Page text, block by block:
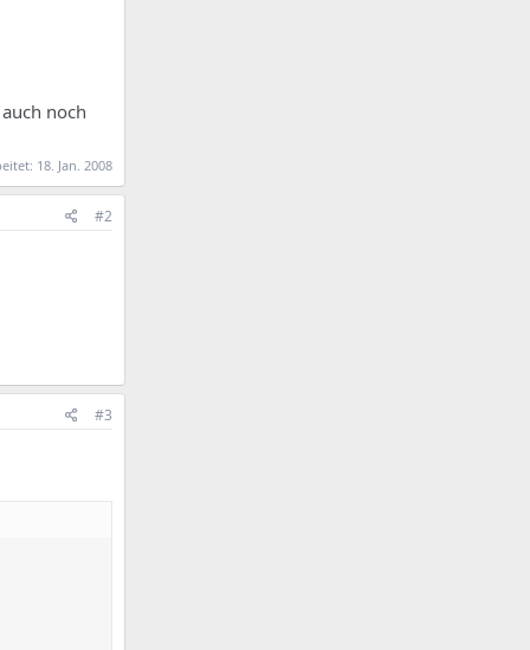
noch
18. Jan. 2008
#2
#3